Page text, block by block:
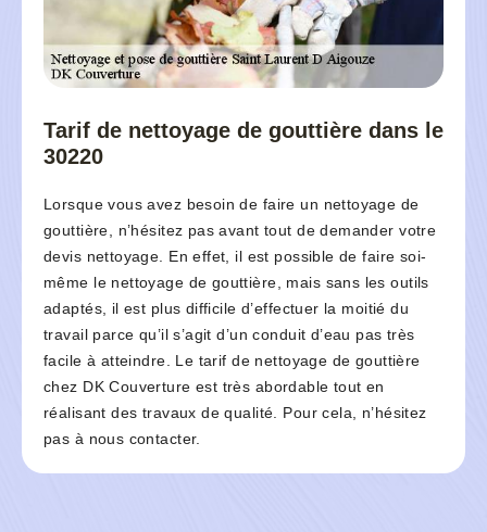
Tarif de nettoyage de gouttière dans le
30220
Lorsque vous avez besoin de faire un nettoyage de
gouttière, n’hésitez pas avant tout de demander votre
devis nettoyage. En effet, il est possible de faire soi-
même le nettoyage de gouttière, mais sans les outils
adaptés, il est plus difficile d’effectuer la moitié du
travail parce qu’il s’agit d’un conduit d’eau pas très
facile à atteindre. Le tarif de nettoyage de gouttière
chez DK Couverture est très abordable tout en
réalisant des travaux de qualité. Pour cela, n’hésitez
pas à nous contacter.